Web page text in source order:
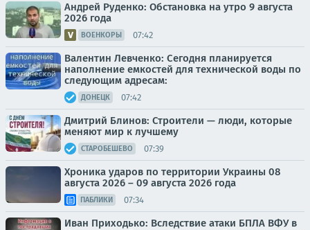
Андрей Руденко: Обстановка на утро 9 августа
2026 года
ВОЕНКОРЫ 07:42
Валентин Левченко: Сегодня планируется
наполнение емкостей для технической воды по
следующим адресам:
ДОНЕЦК 07:42
Дмитрий Блинов: Строители — люди, которые
меняют мир к лучшему
СТАРОБЕШЕВО 07:39
Хроника ударов по территории Украины 08
августа 2026 – 09 августа 2026 года
ПАБЛИКИ 07:34
Иван Приходько: Вследствие атаки БПЛА ВФУ в